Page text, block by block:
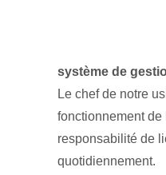
système de
Le chef de notre
fonctionnement
responsabilité de
quotidiennement.